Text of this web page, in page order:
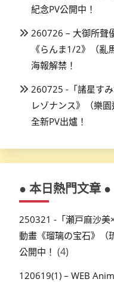
紀念PV公開中！
260726 – 大御所聲
《らんま1/2》（
海報解禁！
260725 -「諸星す
レゾナンス》（樂
全新PV出爐！
● 本日熱門文章 ●
250321 -「瀬戸麻沙美
動畫《瑠璃の宝石》（
公開中！ (4)
120619(1) – WEB